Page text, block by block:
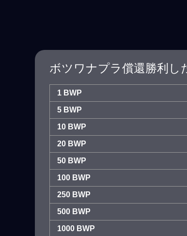
ボツワナプラ償還勝利し
1 BWP
5 BWP
10 BWP
20 BWP
50 BWP
100 BWP
250 BWP
500 BWP
1000 BWP